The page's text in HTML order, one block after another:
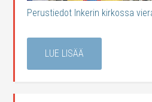
Perustiedot Inkerin kirkossa
LUE LISÄÄ